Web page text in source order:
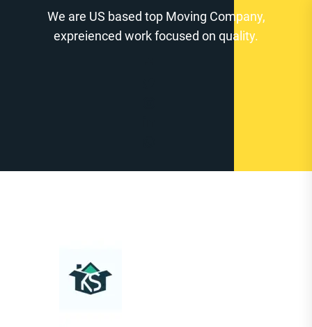
We are US based top Moving Company,
expreienced work focused on quality.